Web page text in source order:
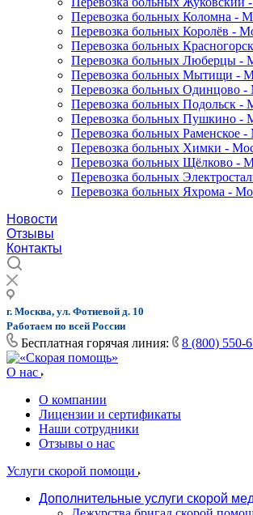
Перевозка больных Коломна -
Перевозка больных Королёв -
Перевозка больных
Перевозка больных Люберцы -
Перевозка больных Мытищи -
Перевозка больных Одинцово -
Перевозка больных Подольск -
Перевозка больных Пушкино -
Перевозка больных Раменское -
Перевозка больных Химки -
Перевозка больных Щёлково -
Перевозка больных
Перевозка больных Яхрома -
Новости
Отзывы
Контакты
г. Москва, ул. Фотиевой д. 10
Работаем по всей России
Бесплатная горячая линия: 8 (800) 550-
О нас
О компании
Лицензии и сертификаты
Наши сотрудники
Отзывы о нас
Услуги скорой помощи
Дополнительные услуги скорой